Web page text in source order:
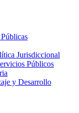
Jurisdiccional
Públicos
y Desarrollo